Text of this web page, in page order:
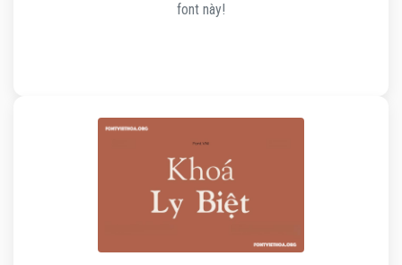
font này!